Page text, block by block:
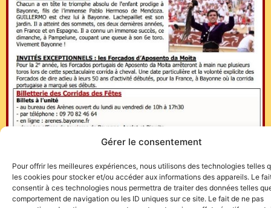
Gérer le consentement
Pour offrir les meilleures expériences, nous utilisons des technologies telles
les cookies pour stocker et/ou accéder aux informations des appareils. Le
consentir à ces technologies nous permettra de traiter des données telles
comportement de navigation ou les ID uniques sur ce site. Le fait de ne pas